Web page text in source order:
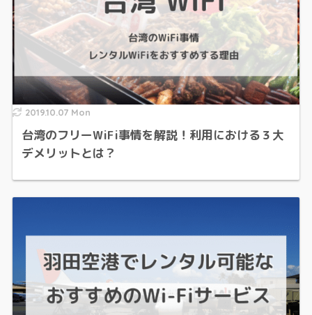
2019.10.07 Mon
台湾のフリーWiFi事情を解説！利用における３大
デメリットとは？